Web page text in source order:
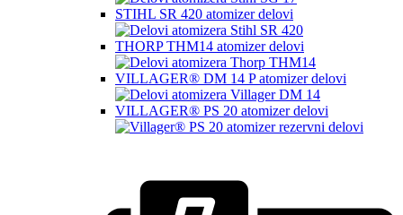
STIHL SR 420 atomizer delovi
THORP THM14 atomizer delovi
VILLAGER® DM 14 P atomizer delovi
VILLAGER® PS 20 atomizer delovi